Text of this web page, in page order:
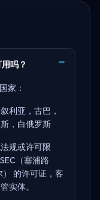
吗？
家：
利亚，古巴，
，白俄罗斯
规或许可限
（塞浦路
的许可证，客
实体。